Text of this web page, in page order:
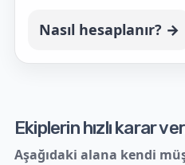
Nasıl hesaplanır? →
Ekiplerin hızlı karar
Aşağıdaki alana kendi